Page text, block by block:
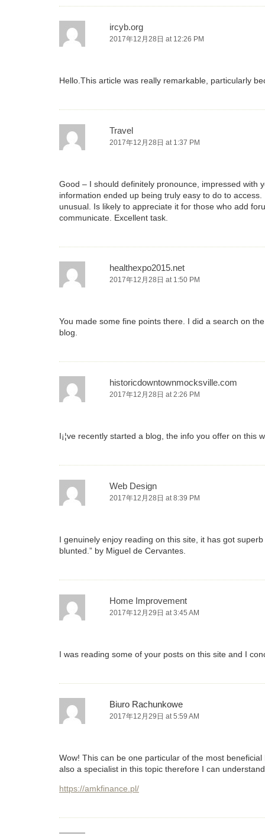
ircyb.org
2017年12月28日 at 12:26 PM
Hello.This article was really remarkable, particularly
Travel
2017年12月28日 at 1:37 PM
Good – I should definitely pronounce, impressed with
information ended up being truly easy to do to
unusual. Is likely to appreciate it for those who add
communicate. Excellent task.
healthexpo2015.net
2017年12月28日 at 1:50 PM
You made some fine points there. I did a search on
blog.
historicdowntownmocksville.com
2017年12月28日 at 2:26 PM
I¡¦ve recently started a blog, the info you offer on
Web Design
2017年12月28日 at 8:39 PM
I genuinely enjoy reading on this site, it has got
blunted.” by Miguel de Cervantes.
Home Improvement
2017年12月29日 at 3:45 AM
I was reading some of your posts on this site and I
Biuro Rachunkowe
2017年12月29日 at 5:59 AM
Wow! This can be one particular of the most
also a specialist in this topic therefore I can
https://amkfinance.pl/